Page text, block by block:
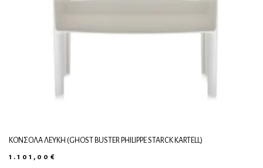
ΚΟΝΣΌΛΑ ΛΕΥΚΉ (GHOST BUSTER PHILIPPE STARCK KARTELL)
1.101,00 €